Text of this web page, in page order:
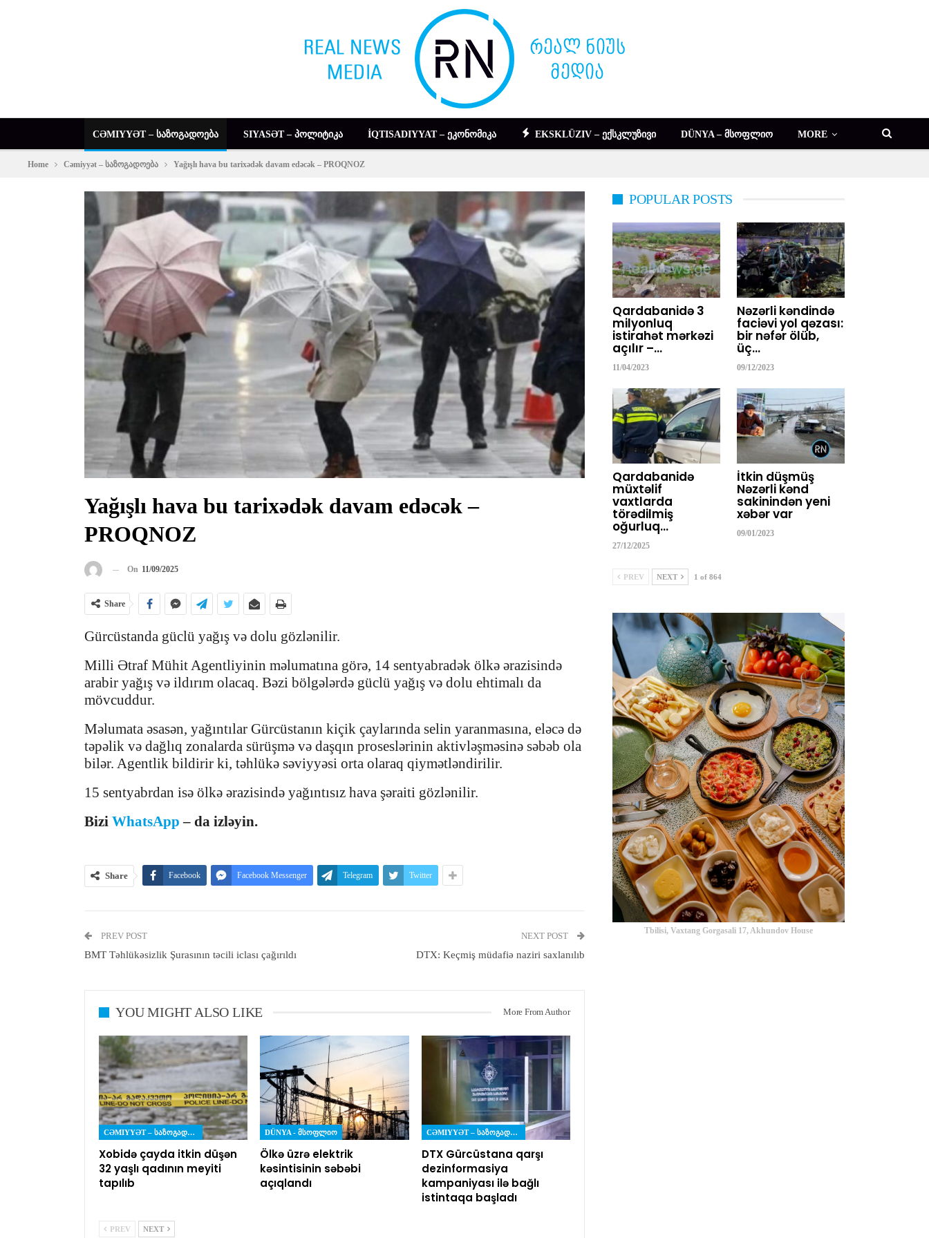
CƏMIYYƏT – ᲡᲐᲖᲝᲒᲐᲓᲝᲔᲑᲐ SIYASƏT – ᲞᲝᲚᲘᲢᲘᲙᲐ İQTISADIYYAT – ᲔᲙᲝᲜᲝᲛᲘᲙᲐ EKSKLÜZIV – ᲔᲥᲡᲙᲚᲣᲖᲘᲕᲘ DÜNYA – ᲛᲡᲝᲤᲚᲘᲝ MORE
Home Cəmiyyət – საზოგადოება Yağışlı hava bu tarixədək davam edəcək – PROQNOZ
Yağışlı hava bu tarixədək davam edəcək –
PROQNOZ
On 11/09/2025
Share
Gürcüstanda güclü yağış və dolu gözlənilir.
Milli Ətraf Mühit Agentliyinin məlumatına görə, 14 sentyabradək ölkə ərazisində
arabir yağış və ildırım olacaq. Bəzi bölgələrdə güclü yağış və dolu ehtimalı da
mövcuddur.
Məlumata əsasən, yağıntılar Gürcüstanın kiçik çaylarında selin yaranmasına, eləcə də
təpəlik və dağlıq zonalarda sürüşmə və daşqın proseslərinin aktivləşməsinə səbəb ola
bilər. Agentlik bildirir ki, təhlükə səviyyəsi orta olaraq qiymətləndirilir.
15 sentyabrdan isə ölkə ərazisində yağıntısız hava şəraiti gözlənilir.
Bizi WhatsApp – da izləyin.
Share Facebook Facebook Messenger Telegram Twitter
PREV POST
BMT Təhlükəsizlik Şurasının təcili iclası çağırıldı
NEXT POST
DTX: Keçmiş müdafiə naziri saxlanılıb
YOU MIGHT ALSO LIKE More From Author
CƏMIYYƏT – ᲡᲐᲖᲝᲒᲐᲓᲝᲔᲑᲐ
Xobidə çayda itkin düşən
32 yaşlı qadının meyiti
tapılıb
DÜNYA - ᲛᲡᲝᲤᲚᲘᲝ
Ölkə üzrə elektrik
kəsintisinin səbəbi
açıqlandı
CƏMIYYƏT – ᲡᲐᲖᲝᲒᲐᲓᲝᲔᲑᲐ
DTX Gürcüstana qarşı
dezinformasiya
kampaniyası ilə bağlı
istintaqa başladı
PREV NEXT
POPULAR POSTS
Qardabanidə 3
milyonluq
istirahət mərkəzi
açılır –…
11/04/2023
Nəzərli kəndində
faciəvi yol qəzası:
bir nəfər ölüb,
üç…
09/12/2023
Qardabanidə
müxtəlif
vaxtlarda
törədilmiş
oğurluq…
27/12/2025
İtkin düşmüş
Nəzərli kənd
sakinindən yeni
xəbər var
09/01/2023
PREV NEXT 1 of 864
Tbilisi, Vaxtang Gorgasali 17, Akhundov House